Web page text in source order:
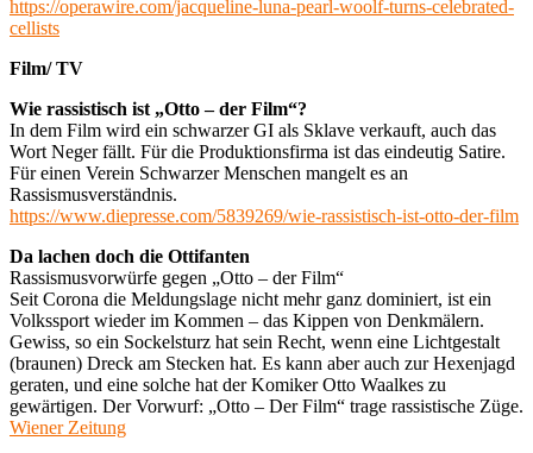
https://operawire.com/jacqueline-luna-pearl-woolf-turns-celebrated-
cellists
Film/ TV
Wie rassistisch ist „Otto – der Film“?
In dem Film wird ein schwarzer GI als Sklave verkauft, auch das
Wort Neger fällt. Für die Produktionsfirma ist das eindeutig Satire.
Für einen Verein Schwarzer Menschen mangelt es an
Rassismusverständnis.
https://www.diepresse.com/5839269/wie-rassistisch-ist-otto-der-film
Da lachen doch die Ottifanten
Rassismusvorwürfe gegen „Otto – der Film“
Seit Corona die Meldungslage nicht mehr ganz dominiert, ist ein
Volkssport wieder im Kommen – das Kippen von Denkmälern.
Gewiss, so ein Sockelsturz hat sein Recht, wenn eine Lichtgestalt
(braunen) Dreck am Stecken hat. Es kann aber auch zur Hexenjagd
geraten, und eine solche hat der Komiker Otto Waalkes zu
gewärtigen. Der Vorwurf: „Otto – Der Film“ trage rassistische Züge.
Wiener Zeitung